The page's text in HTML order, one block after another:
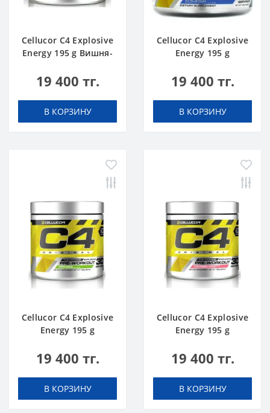
Cellucor C4 Explosive
Energy 195 g Вишня-
19 400 тг.
В КОРЗИНУ
Cellucor C4 Explosive
Energy 195 g
19 400 тг.
В КОРЗИНУ
Cellucor C4 Explosive
Energy 195 g
19 400 тг.
В КОРЗИНУ
Cellucor C4 Explosive
Energy 195 g
Маргарита
19 400 тг.
В КОРЗИНУ